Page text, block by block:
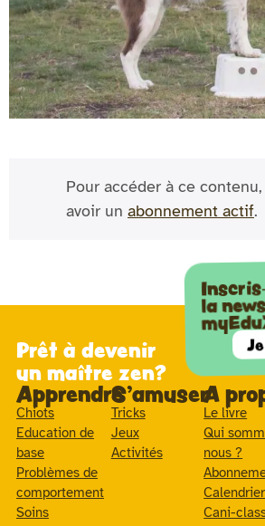
Pour accéder à ce
avoir un abonnement actif.
Prêt à devenir
un maître zen?
la
Apprendre
Chiots
Education de
base
Problèmes de
comportement
Soins
S'amuser
Tricks
Jeux
Activités
A
Le livre
Qui
nous ?
Calendrier
Cani-